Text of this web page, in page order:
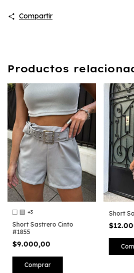
Compartir
Productos
+3
Short Sastrero Cinto
#1855
$9.000,00
Comprar
Short